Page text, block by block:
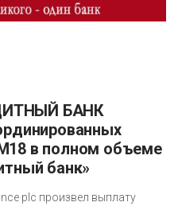
в полном объеме
банк»
plc произвел выплату